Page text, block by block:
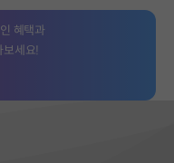
혜택과
보세요!